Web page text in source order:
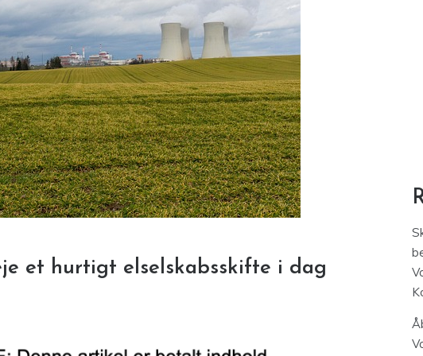
et hurtigt elselskabsskifte i dag